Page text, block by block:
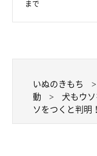
次に、おやつの入っ
をどちらの箱に連れ
まで
いぬのきもち
動
犬もウ
ソをつくと判明！